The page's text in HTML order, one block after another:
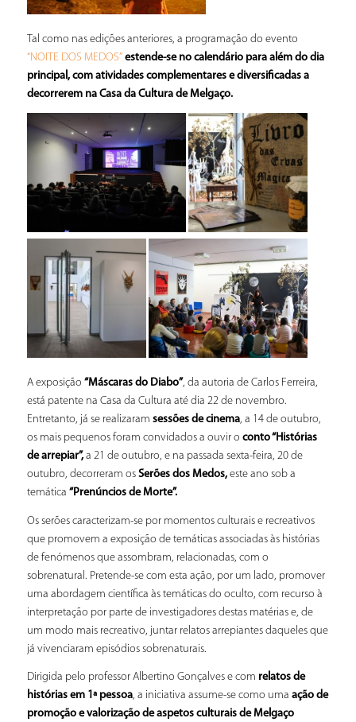
Tal como nas edições anteriores, a programação do evento
“NOITE DOS MEDOS” estende-se no calendário para além do dia
principal, com atividades complementares e diversificadas a
decorrerem na Casa da Cultura de Melgaço.
A exposição “Máscaras do Diabo”, da autoria de Carlos Ferreira,
está patente na Casa da Cultura até dia 22 de novembro.
Entretanto, já se realizaram sessões de cinema, a 14 de outubro,
os mais pequenos foram convidados a ouvir o conto “Histórias
de arrepiar”, a 21 de outubro, e na passada sexta-feira, 20 de
outubro, decorreram os Serões dos Medos, este ano sob a
temática “Prenúncios de Morte”.
Os serões caracterizam-se por momentos culturais e recreativos
que promovem a exposição de temáticas associadas às histórias
de fenómenos que assombram, relacionadas, com o
sobrenatural. Pretende-se com esta ação, por um lado, promover
uma abordagem científica às temáticas do oculto, com recurso à
interpretação por parte de investigadores destas matérias e, de
um modo mais recreativo, juntar relatos arrepiantes daqueles que
já vivenciaram episódios sobrenaturais.
Dirigida pelo professor Albertino Gonçalves e com relatos de
histórias em 1ª pessoa, a iniciativa assume-se como uma ação de
promoção e valorização de aspetos culturais de Melgaço